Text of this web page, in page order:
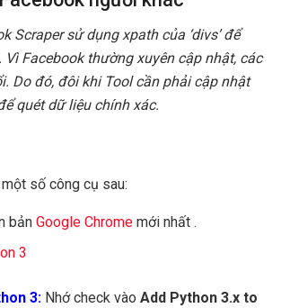
Scraper sử dụng xpath của ‘divs’ để
Vì Facebook thường xuyên cập nhật, các
Do đó, đôi khi Tool cần phải cập nhật
quét dữ liệu chính xác.
số công cụ sau:
bảnGoogle Chrome mới nhất .
3
3: Nhớ check vào Add Python 3.x to